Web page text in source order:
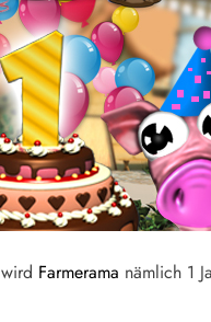
wird Farmerama nämlich 1